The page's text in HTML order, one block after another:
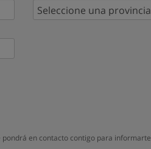
pondrá en contacto contigo para informarte